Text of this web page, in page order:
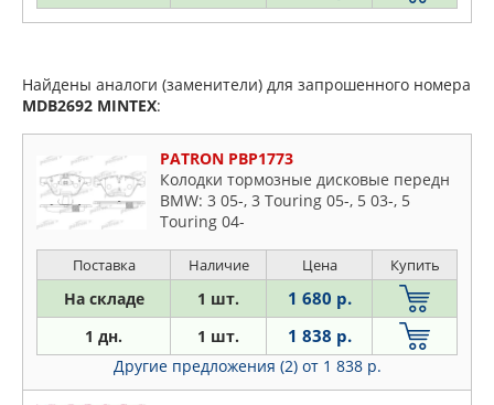
Найдены аналоги (заменители) для запрошенного номера
MDB2692 MINTEX:
PATRON PBP1773
Колодки тормозные дисковые передн
BMW: 3 05-, 3 Touring 05-, 5 03-, 5
Touring 04-
Поставка Наличие Цена Купить
На складе 1 шт. 1 680 р.
1 дн. 1 шт. 1 838 р.
Другие предложения (2) от 1 838 р.